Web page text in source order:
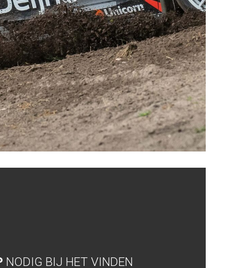
NODIG BIJ HET VINDEN